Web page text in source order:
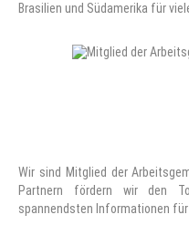
Brasilien und Südamerika für
Wir sind Mitglied der
Partnern fördern wir den
spannendsten Informationen für